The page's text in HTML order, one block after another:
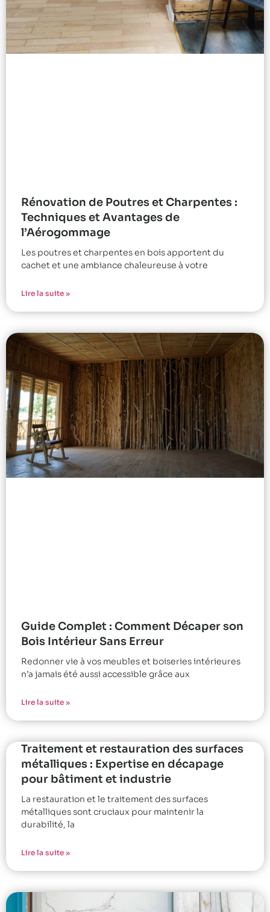
Rénovation de Poutres et Charpentes :
Techniques et Avantages de
l’Aérogommage
Les poutres et charpentes en bois apportent du
cachet et une ambiance chaleureuse à votre
Lire la suite »
Guide Complet : Comment Décaper son
Bois Intérieur Sans Erreur
Redonner vie à vos meubles et boiseries intérieures
n’a jamais été aussi accessible grâce aux
Lire la suite »
Traitement et restauration des surfaces
métalliques : Expertise en décapage
pour bâtiment et industrie
La restauration et le traitement des surfaces
métalliques sont cruciaux pour maintenir la
durabilité, la
Lire la suite »